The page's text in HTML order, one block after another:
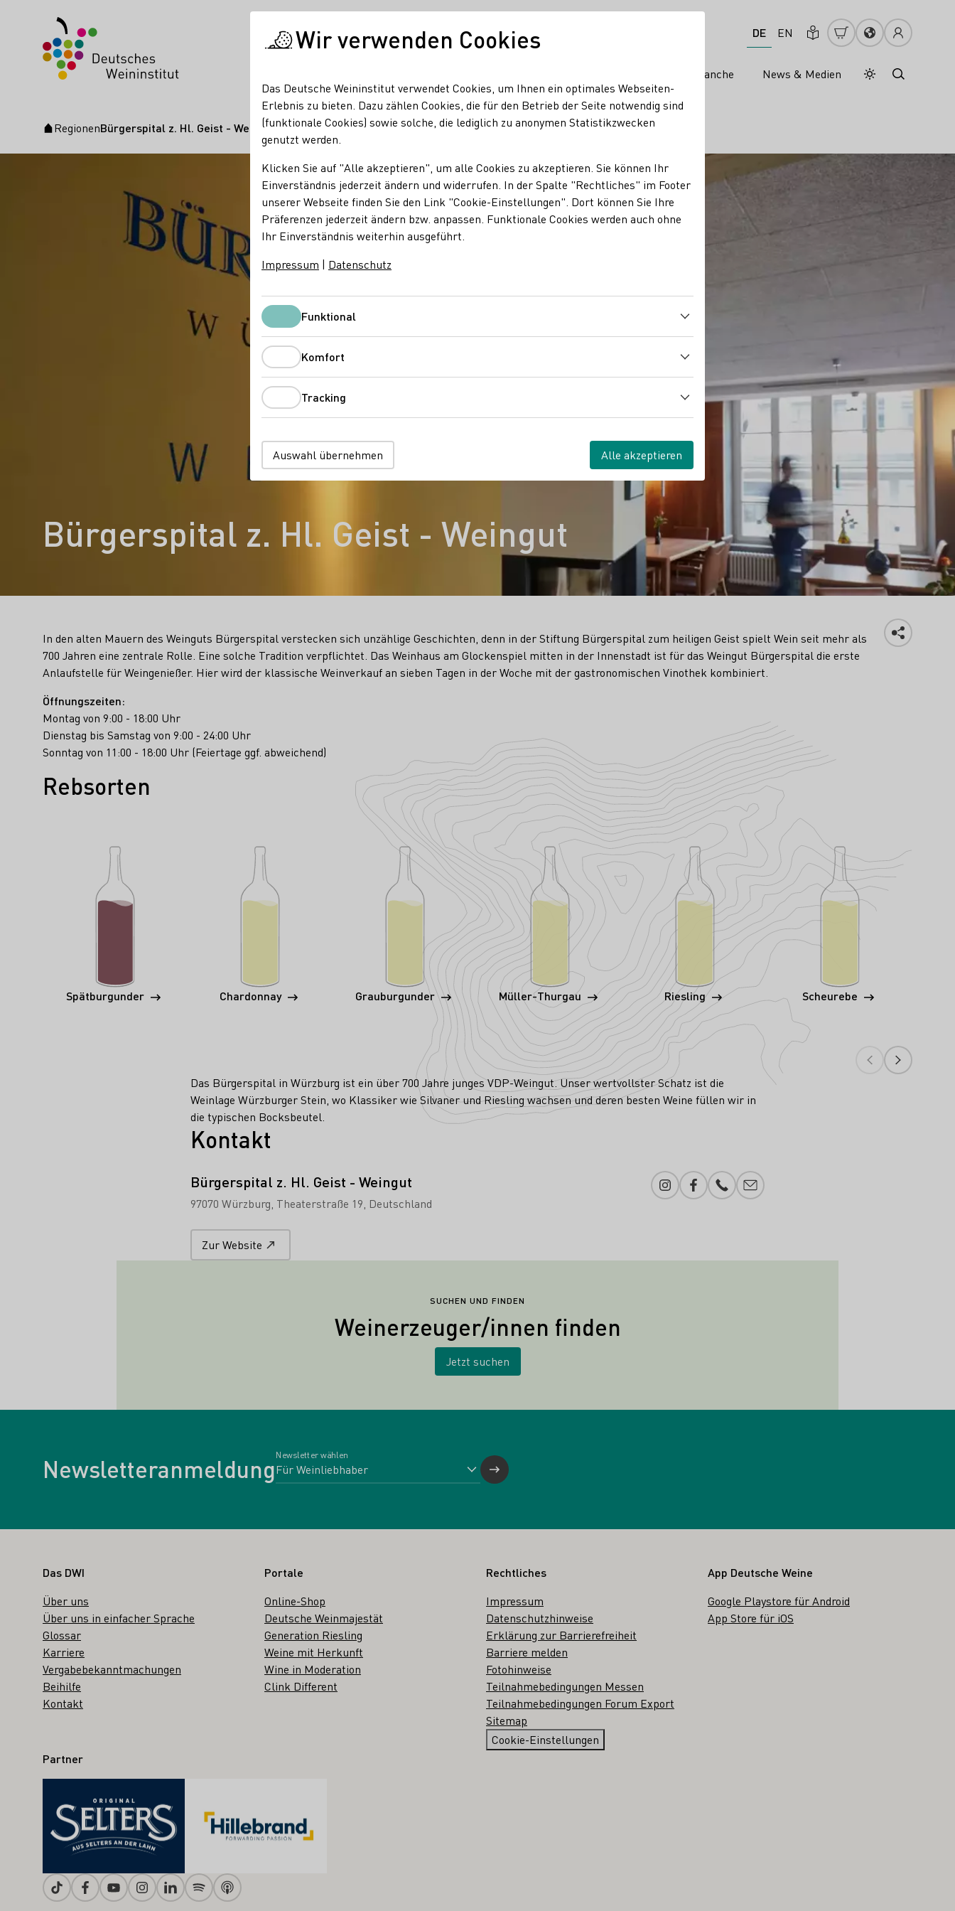
DE EN
Weinbranche News & Medien Tagesmodus
Nachtmodus
Startseite
RegionenBürgerspital z. Hl. Geist - Weingut
Bürgerspital z. Hl. Geist - Weingut
In den alten Mauern des Weinguts Bürgerspital verstecken sich unzählige Geschichten, denn in der Stiftung Bürgerspital zum heiligen Geist spielt Wein seit mehr als
700 Jahren eine zentrale Rolle. Eine solche Tradition verpflichtet. Das Weinhaus am Glockenspiel mitten in der Innenstadt ist für das Weingut Bürgerspital die erste
Anlaufstelle für Weingenießer. Hier wird der klassische Weinverkauf an sieben Tagen in der Woche mit der gastronomischen Vinothek kombiniert.
Öffnungszeiten:
Montag von 9:00 - 18:00 Uhr
Dienstag bis Samstag von 9:00 - 24:00 Uhr
Sonntag von 11:00 - 18:00 Uhr (Feiertage ggf. abweichend)
Rebsorten
Spätburgunder Chardonnay Grauburgunder Müller-Thurgau Riesling Scheurebe
Das Bürgerspital in Würzburg ist ein über 700 Jahre junges VDP-Weingut. Unser wertvollster Schatz ist die
Weinlage Würzburger Stein, wo Klassiker wie Silvaner und Riesling wachsen und deren besten Weine füllen wir in
die typischen Bocksbeutel.
Kontakt
Bürgerspital z. Hl. Geist - Weingut
97070 Würzburg Theaterstraße 19 Deutschland
InstagramFacebookTelefonnummer
E-Mail-Adresse
Zur Website
SUCHEN UND FINDEN
Weinerzeuger/innen finden
Jetzt suchen
Newsletteranmeldung
Newsletter wählen
Fußbereich
Das DWI
Über uns
Über uns in einfacher Sprache
Glossar
Karriere
Vergabebekanntmachungen
Beihilfe
Kontakt
Portale
Online-Shop
Deutsche Weinmajestät
Generation Riesling
Weine mit Herkunft
Wine in Moderation
Clink Different
Rechtliches
Impressum
Datenschutzhinweise
Erklärung zur Barrierefreiheit
Barriere melden
Fotohinweise
Teilnahmebedingungen Messen
Teilnahmebedingungen Forum Export
Sitemap
Cookie-Einstellungen
Wir verwenden Cookies
Das Deutsche Weininstitut verwendet Cookies, um Ihnen ein optimales Webseiten-
Erlebnis zu bieten. Dazu zählen Cookies, die für den Betrieb der Seite notwendig sind
(funktionale Cookies) sowie solche, die lediglich zu anonymen Statistikzwecken
genutzt werden.
Klicken Sie auf "Alle akzeptieren", um alle Cookies zu akzeptieren. Sie können Ihr
Einverständnis jederzeit ändern und widerrufen. In der Spalte "Rechtliches" im Footer
unserer Webseite finden Sie den Link "Cookie-Einstellungen". Dort können Sie Ihre
Präferenzen jederzeit ändern bzw. anpassen. Funktionale Cookies werden auch ohne
Ihr Einverständnis weiterhin ausgeführt.
Impressum | Datenschutz
FunktionalFunktional
Komfort
Tracking
Auswahl übernehmen Alle akzeptieren
App Deutsche Weine
Google Playstore für Android
App Store für iOS
Partner
TiktokFacebookYoutubeInstagramLinkedinSpotifyApple